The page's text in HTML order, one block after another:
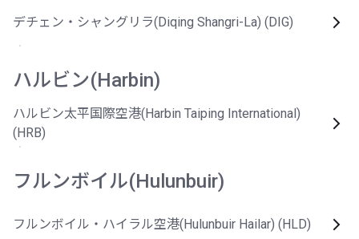
デチェン・シャングリラ(Diqing Shangri-La) (DIG)
ハルビン(Harbin)
ハルビン太平国際空港(Harbin Taiping International)
(HRB)
フルンボイル(Hulunbuir)
フルンボイル・ハイラル空港(Hulunbuir Hailar) (HLD)